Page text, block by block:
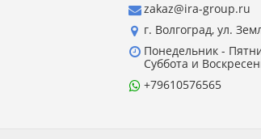
Правила оформления
zakaz@ira-group.ru
г. Волгоград, ул.
Понедельник -
Суббота и
+79610576565